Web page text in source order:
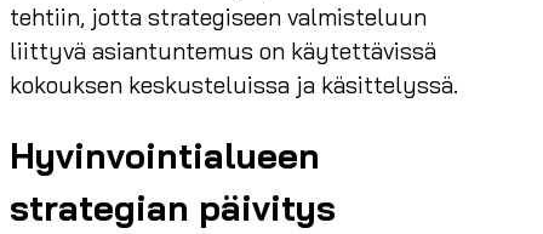
tehtiin, jotta strategiseen valmisteluun
liittyvä asiantuntemus on käytettävissä
kokouksen keskusteluissa ja käsittelyssä.
Hyvinvointialueen
strategian päivitys